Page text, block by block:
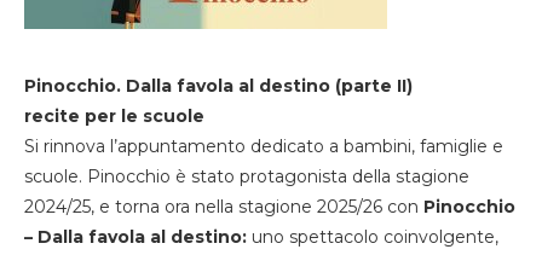
Pinocchio. Dalla favola al destino (parte II)
recite per le scuole
Si rinnova l’appuntamento dedicato a bambini, famiglie e
scuole. Pinocchio è stato protagonista della stagione
2024/25, e torna ora nella stagione 2025/26 con Pinocchio
– Dalla favola al destino: uno spettacolo coinvolgente,